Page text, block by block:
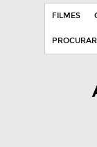
FILMES
PROCURAR